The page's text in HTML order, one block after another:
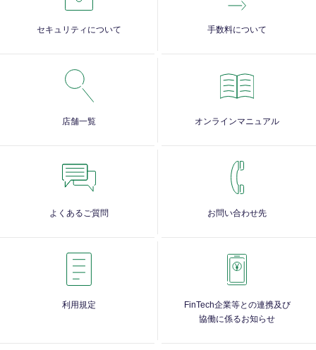
セキュリティについて 手数料について
店舗一覧 オンラインマニュアル
よくあるご質問 お問い合わせ先
利用規定
FinTech企業等との連携及び
協働に係るお知らせ